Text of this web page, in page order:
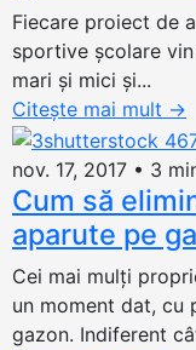
Fiecare proiect de
sportive școlare
mari și mici și...
Citește mai mult →
nov. 17, 2017 • 3
Cum să
aparute pe
Cei mai mulți
un moment dat, cu
gazon. Indiferent